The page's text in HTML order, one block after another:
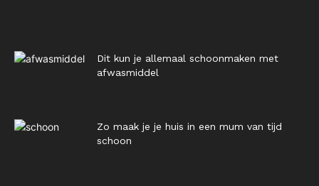
Dit kun je allemaal schoonmaken met
afwasmiddel
Zo maak je je huis in een mum van tijd
schoon